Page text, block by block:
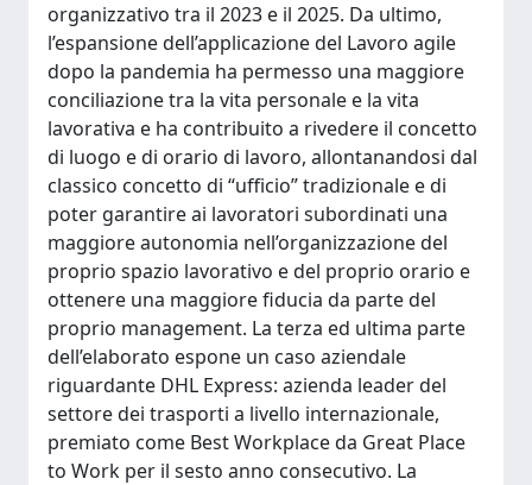
organizzativo tra il 2023 e il 2025. Da ultimo,
l’espansione dell’applicazione del Lavoro agile
dopo la pandemia ha permesso una maggiore
conciliazione tra la vita personale e la vita
lavorativa e ha contribuito a rivedere il concetto
di luogo e di orario di lavoro, allontanandosi dal
classico concetto di “ufficio” tradizionale e di
poter garantire ai lavoratori subordinati una
maggiore autonomia nell’organizzazione del
proprio spazio lavorativo e del proprio orario e
ottenere una maggiore fiducia da parte del
proprio management. La terza ed ultima parte
dell’elaborato espone un caso aziendale
riguardante DHL Express: azienda leader del
settore dei trasporti a livello internazionale,
premiato come Best Workplace da Great Place
to Work per il sesto anno consecutivo. La